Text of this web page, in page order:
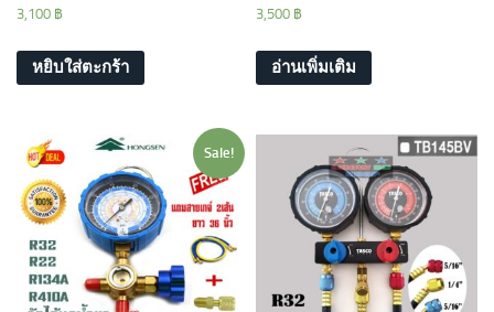
3,100 ฿
หยิบใส่ตะกร้า
3,500 ฿
อ่านเพิ่มเติม
Sale!